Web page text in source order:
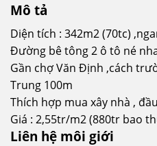
Mô tả
Diện tích : 342m2 (70tc)
Đường bê tông 2 ô tô né
Gần chợ Văn Định ,cách
Trung 100m
Thích hợp mua xây nhà ,
Giá : 2,55tr/m2 (880tr bao
Liên hệ môi giới